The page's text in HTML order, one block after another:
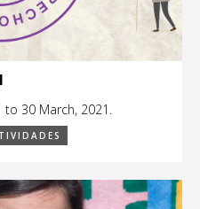
30 March, 2021.